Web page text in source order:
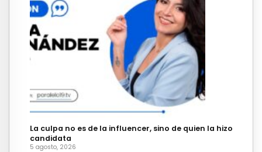
La culpa no es de la influencer, sino de quien la hizo
candidata
5 agosto, 2026